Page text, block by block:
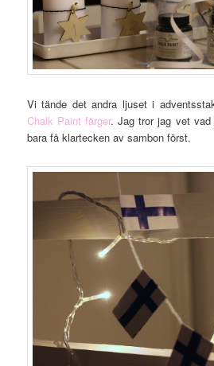
Vi tände det andra ljuset i
Chalk Paint färger. Jag tror jag vet
bara få klartecken av sambon först.